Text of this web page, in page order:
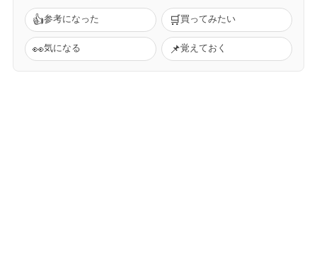
👍参考になった 🛒買ってみたい
👀気になる 📌覚えておく